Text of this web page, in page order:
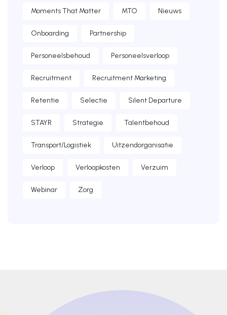
Moments That Matter MTO Nieuws
Onboarding Partnership
Personeelsbehoud Personeelsverloop
Recruitment Recruitment Marketing
Retentie Selectie Silent Departure
STAYR Strategie Talentbehoud
Transport/Logistiek Uitzendorganisatie
Verloop Verloopkosten Verzuim
Webinar Zorg